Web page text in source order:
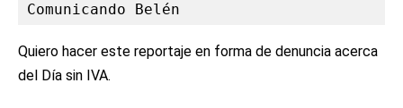
Comunicando Belén
Quiero hacer este reportaje en forma de denuncia acerca
del Día sin IVA.